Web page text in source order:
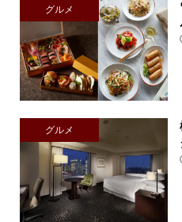
グルメ
グルメ